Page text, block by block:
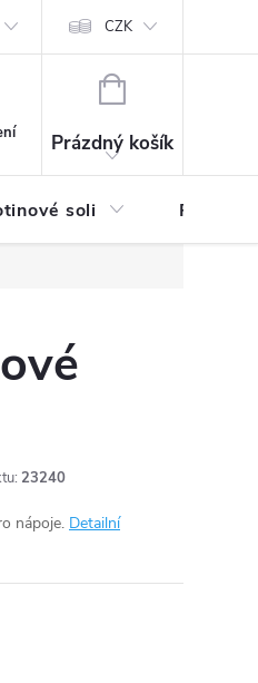
Vrácení zboží a reklamace
CZK
NÁKUPNÍ
Prázdný košík
soli
23240
nápoje. Detailní